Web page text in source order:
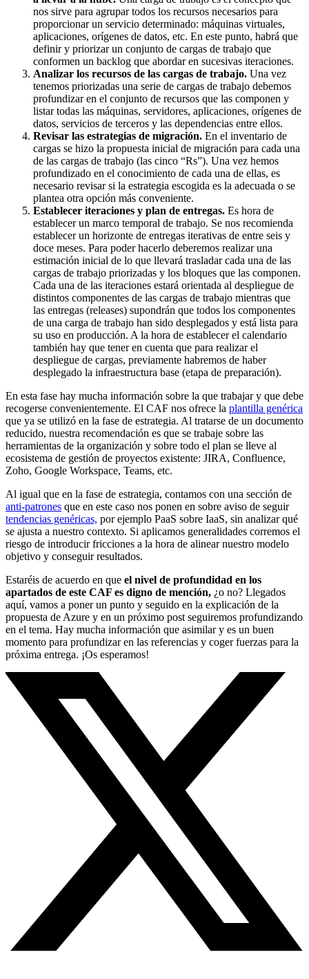
nos sirve para agrupar todos los recursos necesarios para
proporcionar un servicio determinado: máquinas virtuales,
aplicaciones, orígenes de datos, etc. En este punto, habrá que
definir y priorizar un conjunto de cargas de trabajo que
conformen un backlog que abordar en sucesivas iteraciones.
Analizar los recursos de las cargas de trabajo. Una vez
tenemos priorizadas una serie de cargas de trabajo debemos
profundizar en el conjunto de recursos que las componen y
listar todas las máquinas, servidores, aplicaciones, orígenes de
datos, servicios de terceros y las dependencias entre ellos.
Revisar las estrategias de migración. En el inventario de
cargas se hizo la propuesta inicial de migración para cada una
de las cargas de trabajo (las cinco “Rs”). Una vez hemos
profundizado en el conocimiento de cada una de ellas, es
necesario revisar si la estrategia escogida es la adecuada o se
plantea otra opción más conveniente.
Establecer iteraciones y plan de entregas. Es hora de
establecer un marco temporal de trabajo. Se nos recomienda
establecer un horizonte de entregas iterativas de entre seis y
doce meses. Para poder hacerlo deberemos realizar una
estimación inicial de lo que llevará trasladar cada una de las
cargas de trabajo priorizadas y los bloques que las componen.
Cada una de las iteraciones estará orientada al despliegue de
distintos componentes de las cargas de trabajo mientras que
las entregas (releases) supondrán que todos los componentes
de una carga de trabajo han sido desplegados y está lista para
su uso en producción. A la hora de establecer el calendario
también hay que tener en cuenta que para realizar el
despliegue de cargas, previamente habremos de haber
desplegado la infraestructura base (etapa de preparación).
En esta fase hay mucha información sobre la que trabajar y que debe
recogerse convenientemente. El CAF nos ofrece la plantilla genérica
que ya se utilizó en la fase de estrategia. Al tratarse de un documento
reducido, nuestra recomendación es que se trabaje sobre las
herramientas de la organización y sobre todo el plan se lleve al
ecosistema de gestión de proyectos existente: JIRA, Confluence,
Zoho, Google Workspace, Teams, etc.
Al igual que en la fase de estrategia, contamos con una sección de
anti-patrones que en este caso nos ponen en sobre aviso de seguir
tendencias genéricas, por ejemplo PaaS sobre IaaS, sin analizar qué
se ajusta a nuestro contexto. Si aplicamos generalidades corremos el
riesgo de introducir fricciones a la hora de alinear nuestro modelo
objetivo y conseguir resultados.
Estaréis de acuerdo en que el nivel de profundidad en los
apartados de este CAF es digno de mención, ¿o no? Llegados
aquí, vamos a poner un punto y seguido en la explicación de la
propuesta de Azure y en un próximo post seguiremos profundizando
en el tema. Hay mucha información que asimilar y es un buen
momento para profundizar en las referencias y coger fuerzas para la
próxima entrega. ¡Os esperamos!